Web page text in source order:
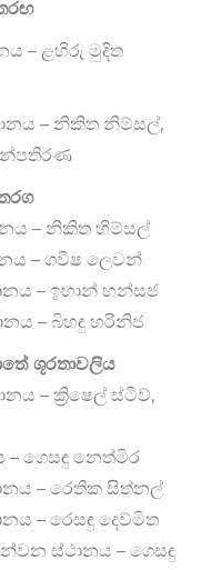
– ළහිරු මුදිත
– නිකිත නිම්සල්,
– නිකිත හිම්සල්
– ගවිෂ ලෙවන්
– ඉහාන් හන්සජ
– බිහඳු හරිනිජ
ශූරතාවලිය
– ක්‍රිෂෙල් ස්ටීව්,
– ගෙසඳු නෙත්මිර
– රෙතික සිත්නල්
– රෙසඳු දෙව්මිත
ස්ථානය – ගෙසඳු